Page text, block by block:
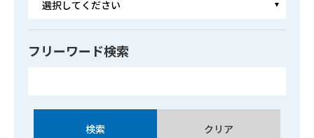
フリーワード検索